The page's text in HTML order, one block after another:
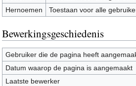
Hernoemen
Toestaan voor alle
Bewerkingsgeschiedenis
Gebruiker die de pagina heeft
Datum waarop de pagina is aangemaakt
Laatste bewerker